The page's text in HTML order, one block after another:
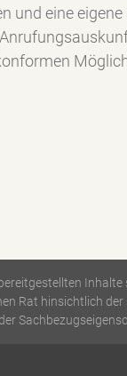
und eine
Rat hinsichtlich